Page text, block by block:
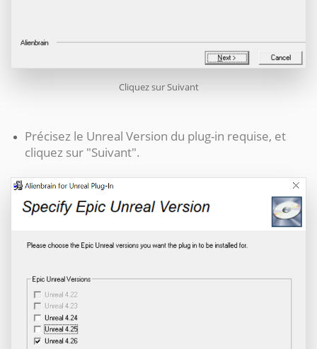
Cliquez sur Suivant
Précisez le Unreal Version du plug-in requise, et
cliquez sur "Suivant".